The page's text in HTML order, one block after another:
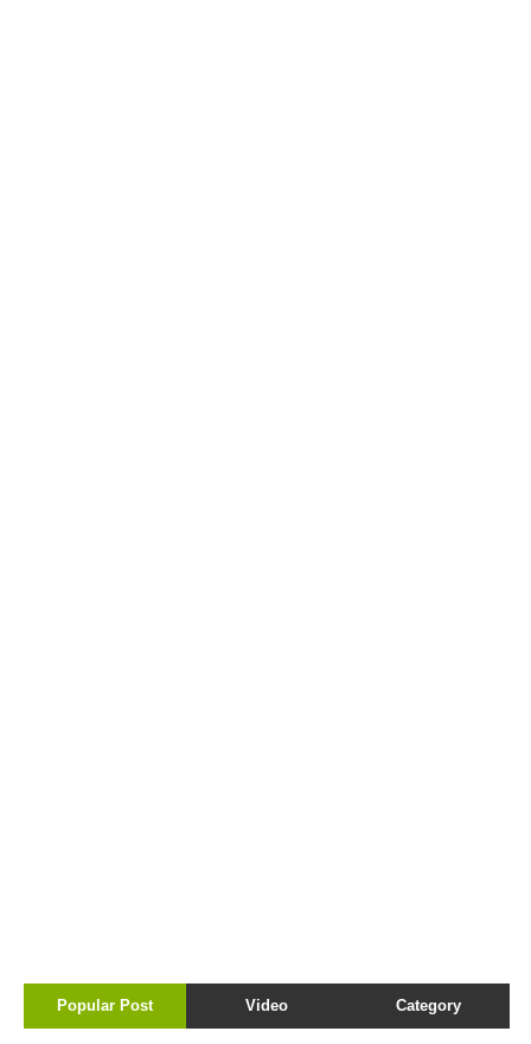
Popular Post Video Category